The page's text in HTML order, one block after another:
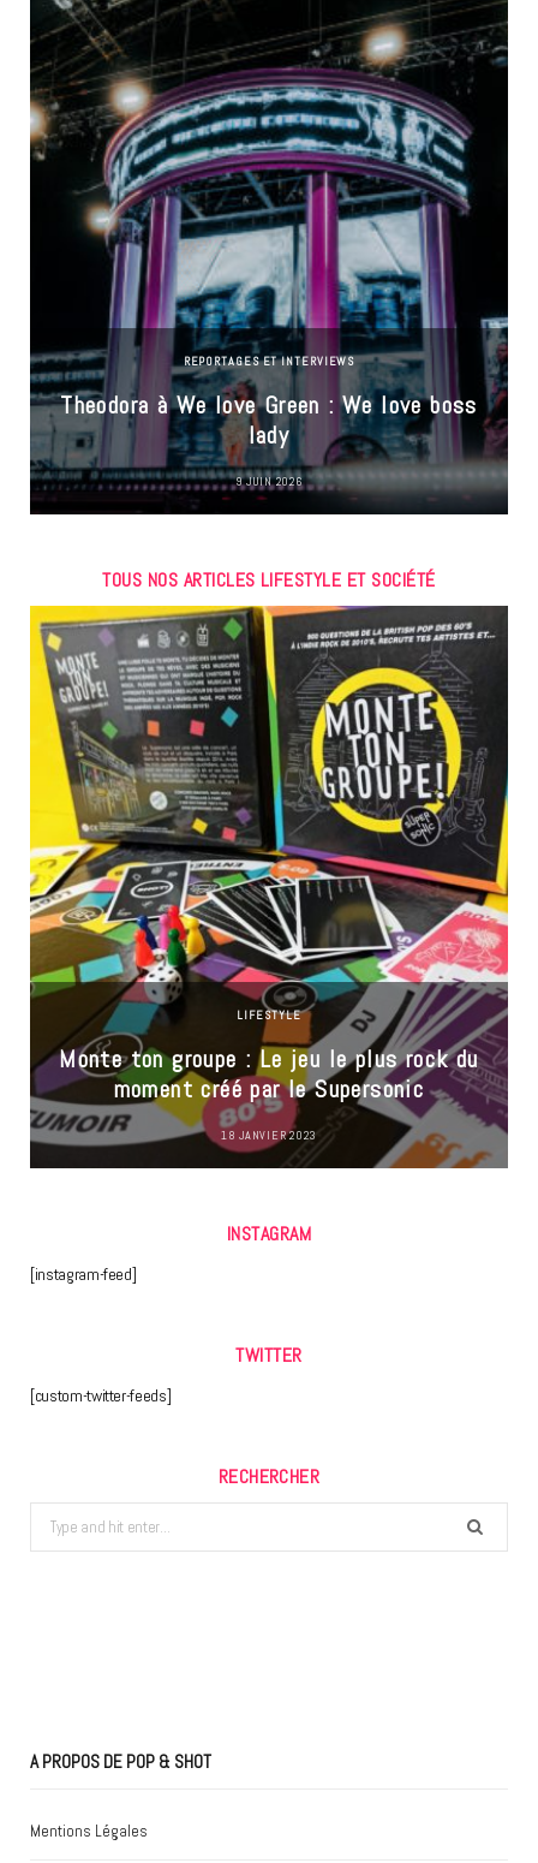
REPORTAGES ET INTERVIEWS
Theodora à We love Green : We love boss
lady
9 JUIN 2026
TOUS NOS ARTICLES LIFESTYLE ET SOCIÉTÉ
LIFESTYLE
Monte ton groupe : Le jeu le plus rock du
moment créé par le Supersonic
18 JANVIER 2023
INSTAGRAM
[instagram-feed]
TWITTER
[custom-twitter-feeds]
RECHERCHER
Search
for:
A PROPOS DE POP & SHOT
Mentions Légales